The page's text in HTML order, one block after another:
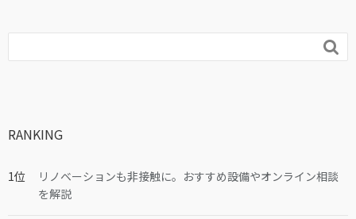

RANKING
リノベーションも非接触に。おすすめ設備やオンライン相談
を解説